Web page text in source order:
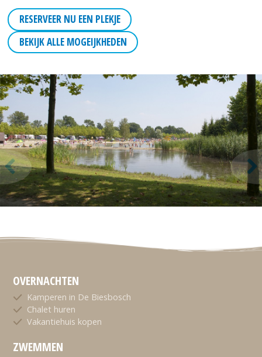
RESERVEER NU EEN PLEKJE
BEKIJK ALLE MOGEIJKHEDEN
OVERNACHTEN
Kamperen in De Biesbosch
Chalet huren
Vakantiehuis kopen
ZWEMMEN